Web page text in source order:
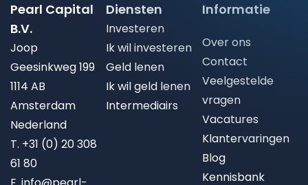
Pearl Capital
B.V.
Joop
Geesinkweg 199
1114 AB
Amsterdam
Nederland
T. +31 (0) 20 308
61 80
Diensten
Investeren
Ik wil investeren
Geld lenen
Ik wil geld lenen
Intermediairs
Informatie
Over ons
Contact
Veelgestelde
vragen
Vacatures
Klantervaringen
Blog
Kennisbank